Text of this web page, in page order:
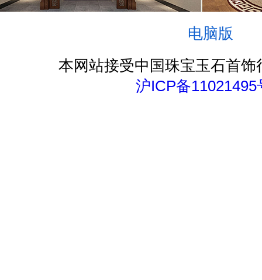
电脑版
本网站接受中国珠宝玉石首饰
沪ICP备11021495